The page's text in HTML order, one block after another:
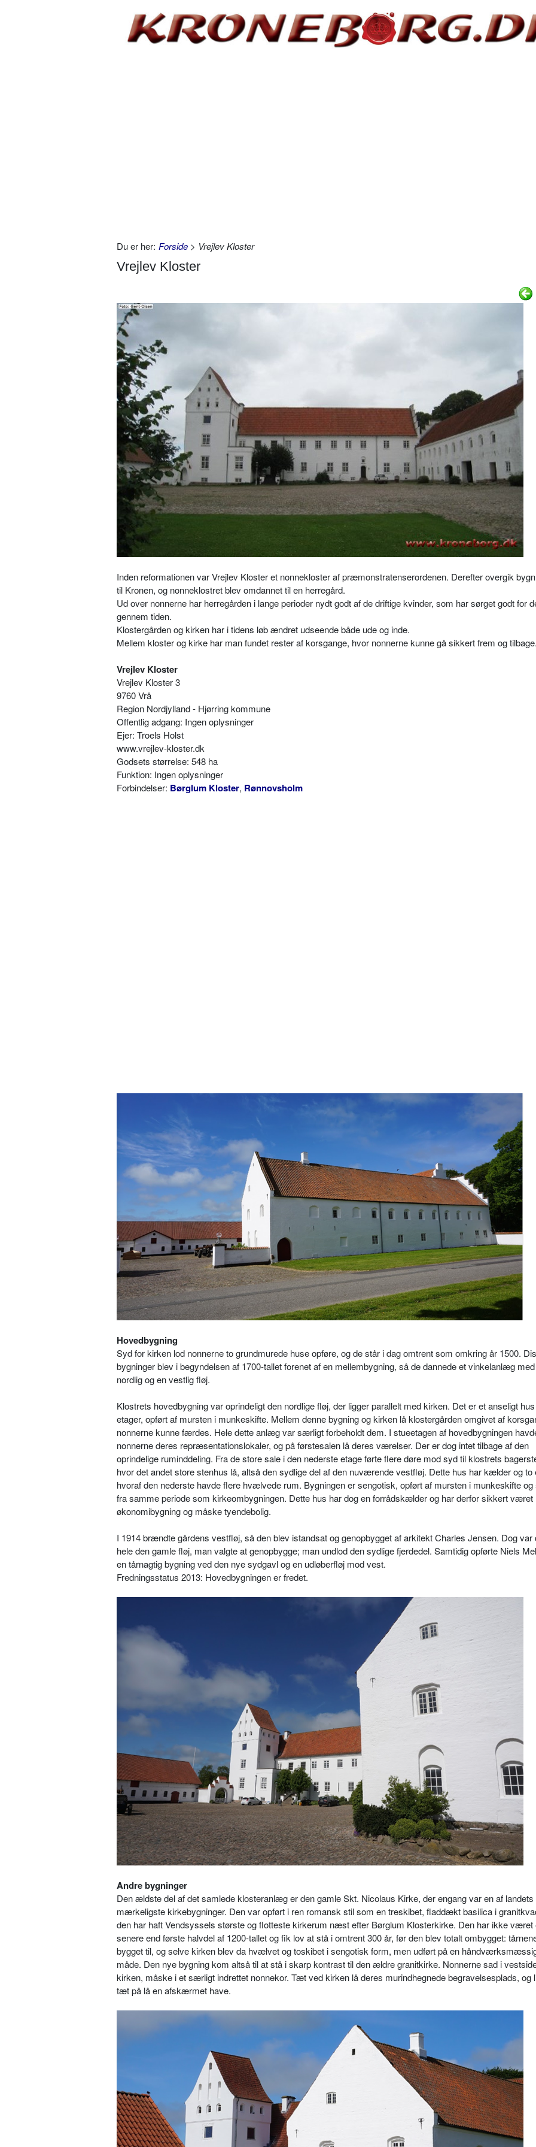
Du er her: Forside > Vrejlev Kloster
Vrejlev Kloster
Inden reformationen var Vrejlev Kloster et nonnekloster af præmonstratenserordenen. Derefter overgik
til Kronen, og nonneklostret blev omdannet til en herregård.
Ud over nonnerne har herregården i lange perioder nydt godt af de driftige kvinder, som har sørget godt for
gennem tiden.
Klostergården og kirken har i tidens løb ændret udseende både ude og inde.
Mellem kloster og kirke har man fundet rester af korsgange, hvor nonnerne kunne gå sikkert frem og tilbage.
Vrejlev Kloster
Vrejlev Kloster 3
9760 Vrå
Region Nordjylland - Hjørring kommune
Offentlig adgang: Ingen oplysninger
Ejer: Troels Holst
www.vrejlev-kloster.dk
Godsets størrelse: 548 ha
Funktion: Ingen oplysninger
Forbindelser: Børglum Kloster, Rønnovsholm
Hovedbygning
Syd for kirken lod nonnerne to grundmurede huse opføre, og de står i dag omtrent som omkring år 1500.
bygninger blev i begyndelsen af 1700-tallet forenet af en mellembygning, så de dannede et vinkelanlæg
nordlig og en vestlig fløj.
Klostrets hovedbygning var oprindeligt den nordlige fløj, der ligger parallelt med kirken. Det er et anseligt
etager, opført af mursten i munkeskifte. Mellem denne bygning og kirken lå klostergården omgivet af
nonnerne kunne færdes. Hele dette anlæg var særligt forbeholdt dem. I stueetagen af hovedbygningen
nonnerne deres repræsentationslokaler, og på førstesalen lå deres værelser. Der er dog intet tilbage af den
oprindelige ruminddeling. Fra de store sale i den nederste etage førte flere døre mod syd til klostrets
hvor det andet store stenhus lå, altså den sydlige del af den nuværende vestfløj. Dette hus har kælder og to
hvoraf den nederste havde flere hvælvede rum. Bygningen er sengotisk, opført af mursten i munkeskifte
fra samme periode som kirkeombygningen. Dette hus har dog en forrådskælder og har derfor sikkert været
økonomibygning og måske tyendebolig.
I 1914 brændte gårdens vestfløj, så den blev istandsat og genopbygget af arkitekt Charles Jensen. Dog var
hele den gamle fløj, man valgte at genopbygge; man undlod den sydlige fjerdedel. Samtidig opførte Niels
en tårnagtig bygning ved den nye sydgavl og en udløberfløj mod vest.
Fredningsstatus 2013: Hovedbygningen er fredet.
Andre bygninger
Den ældste del af det samlede klosteranlæg er den gamle Skt. Nicolaus Kirke, der engang var en af landets
mærkeligste kirkebygninger. Den var opført i ren romansk stil som en treskibet, fladdækt basilica i
den har haft Vendsyssels største og flotteste kirkerum næst efter Børglum Klosterkirke. Den har ikke været
senere end første halvdel af 1200-tallet og fik lov at stå i omtrent 300 år, før den blev totalt ombygget:
bygget til, og selve kirken blev da hvælvet og toskibet i sengotisk form, men udført på en
måde. Den nye bygning kom altså til at stå i skarp kontrast til den ældre granitkirke. Nonnerne sad i
kirken, måske i et særligt indrettet nonnekor. Tæt ved kirken lå deres murindhegnede begravelsesplads, og
tæt på lå en afskærmet have.